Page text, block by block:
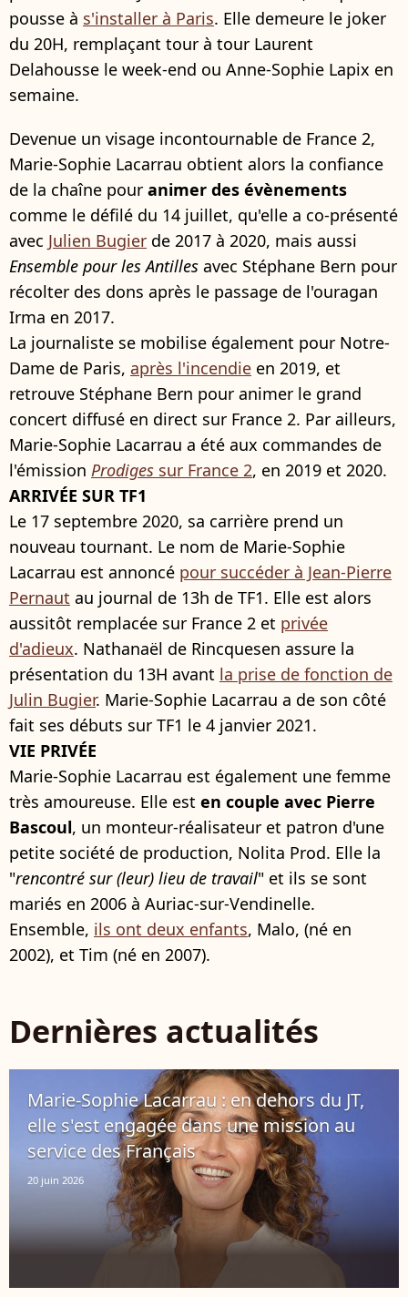
pousse à s'installer à Paris. Elle demeure le joker
du 20H, remplaçant tour à tour Laurent
Delahousse le week-end ou Anne-Sophie Lapix en
semaine.
Devenue un visage incontournable de France 2,
Marie-Sophie Lacarrau obtient alors la confiance
de la chaîne pour animer des évènements
comme le défilé du 14 juillet, qu'elle a co-présenté
avec Julien Bugier de 2017 à 2020, mais aussi
Ensemble pour les Antilles avec Stéphane Bern pour
récolter des dons après le passage de l'ouragan
Irma en 2017.
La journaliste se mobilise également pour Notre-
Dame de Paris, après l'incendie en 2019, et
retrouve Stéphane Bern pour animer le grand
concert diffusé en direct sur France 2. Par ailleurs,
Marie-Sophie Lacarrau a été aux commandes de
l'émission Prodiges sur France 2, en 2019 et 2020.
ARRIVÉE SUR TF1
Le 17 septembre 2020, sa carrière prend un
nouveau tournant. Le nom de Marie-Sophie
Lacarrau est annoncé pour succéder à Jean-Pierre
Pernaut au journal de 13h de TF1. Elle est alors
aussitôt remplacée sur France 2 et privée
d'adieux. Nathanaël de Rincquesen assure la
présentation du 13H avant la prise de fonction de
Julin Bugier. Marie-Sophie Lacarrau a de son côté
fait ses débuts sur TF1 le 4 janvier 2021.
VIE PRIVÉE
Marie-Sophie Lacarrau est également une femme
très amoureuse. Elle est en couple avec Pierre
Bascoul, un monteur-réalisateur et patron d'une
petite société de production, Nolita Prod. Elle la
"rencontré sur (leur) lieu de travail" et ils se sont
mariés en 2006 à Auriac-sur-Vendinelle.
Ensemble, ils ont deux enfants, Malo, (né en
2002), et Tim (né en 2007).
Dernières actualités
Marie-Sophie Lacarrau : en dehors du JT,
elle s'est engagée dans une mission au
service des Français
20 juin 2026